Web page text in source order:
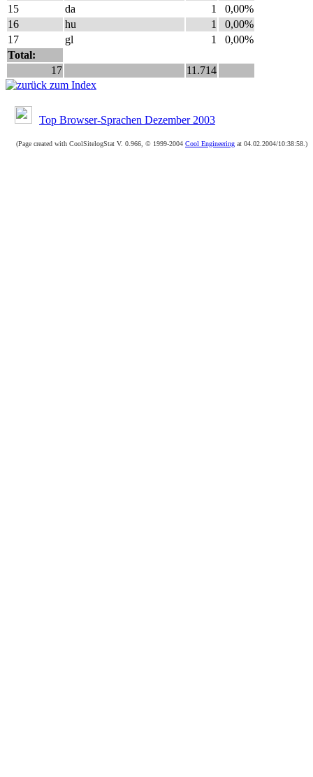
15
da 1
0,00%
16
hu 1
0,00%
17
gl 1
0,00%
Total:
17
11.714
Top Browser-Sprachen Dezember 2003
(Page created with CoolSitelogStat V. 0.966, © 1999-2004 Cool Engineering at 04.02.2004/10:38:58.)